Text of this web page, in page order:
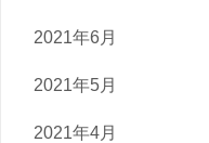
2021年6月
2021年5月
2021年4月